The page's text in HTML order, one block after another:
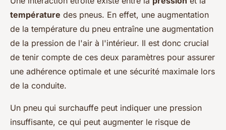
température des pneus. En effet, une augmentation
de la température du pneu entraîne une augmentation
de la pression de l'air à l'intérieur. Il est donc crucial
de tenir compte de ces deux paramètres pour assurer
une adhérence optimale et une sécurité maximale lors
de la conduite.
Un pneu qui surchauffe peut indiquer une pression
insuffisante, ce qui peut augmenter le risque de